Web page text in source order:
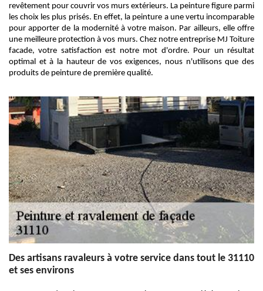
revêtement pour couvrir vos murs extérieurs. La peinture figure parmi
les choix les plus prisés. En effet, la peinture a une vertu incomparable
pour apporter de la modernité à votre maison. Par ailleurs, elle offre
une meilleure protection à vos murs. Chez notre entreprise MJ Toiture
facade, votre satisfaction est notre mot d'ordre. Pour un résultat
optimal et à la hauteur de vos exigences, nous n'utilisons que des
produits de peinture de première qualité.
Des artisans ravaleurs à votre service dans tout le 31110
et ses environs